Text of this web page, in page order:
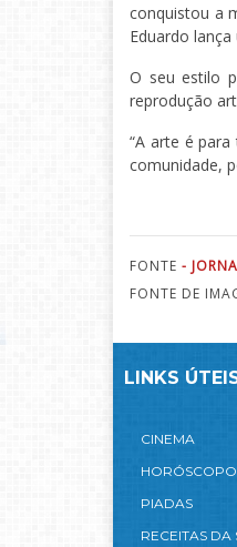
conquistou a
Eduardo
O seu estilo
reprodução
“A arte é
comunidade,
FONTE -
FONTE DE
LINKS
CINEMA
HORÓSCOPO
PIADAS
RECEITAS DA